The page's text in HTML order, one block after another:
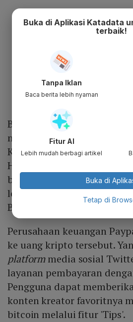
Bahkan, perusahaan milik
membeli bitcoin US$ 1,5
Kini, sejumlah negara
Honduras, dan Guatemala
bitcoin. Selain itu, ada
lembaga keuangan seperti
Bank of America.
Perusahaan keuangan
ke uang kripto tersebut.
platformmedia sosial
layanan pembayaran
Pengguna dapat
konten kreator favoritnya
bitcoin melalui fitur 'Tips'.
Buka di Aplikasi Katadata
terbaik!
Tanpa Iklan
Baca berita lebih nyaman
Fitur AI
Lebih mudah berbagi artikel
Buka di
Tetap di